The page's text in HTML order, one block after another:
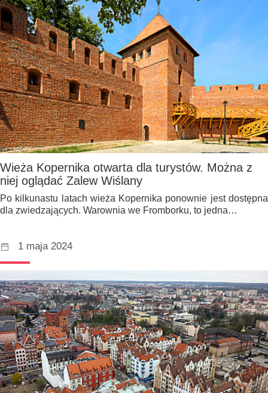
Wieża Kopernika otwarta dla turystów. Można z
niej oglądać Zalew Wiślany
Po kilkunastu latach wieża Kopernika ponownie jest dostępna
dla zwiedzających. Warownia we Fromborku, to jedna…
1 maja 2024